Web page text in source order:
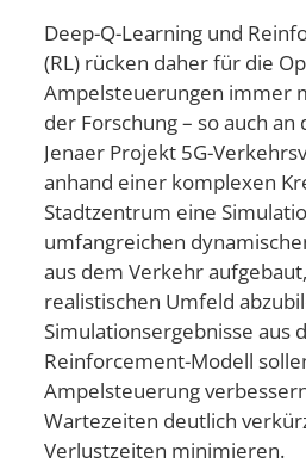
Deep-Q-Learning und
(RL) rücken daher für die
Ampelsteuerungen immer
der Forschung – so auch an
Jenaer Projekt 5G-
anhand einer komplexen
Stadtzentrum eine
umfangreichen
aus dem Verkehr
realistischen Umfeld
Simulationsergebnisse aus
Reinforcement-Modell
Ampelsteuerung
Wartezeiten deutlich
Verlustzeiten minimieren.